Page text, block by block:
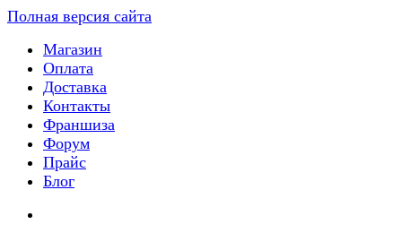
Полная версия сайта
Магазин
Оплата
Доставка
Контакты
Франшиза
Форум
Прайс
Блог